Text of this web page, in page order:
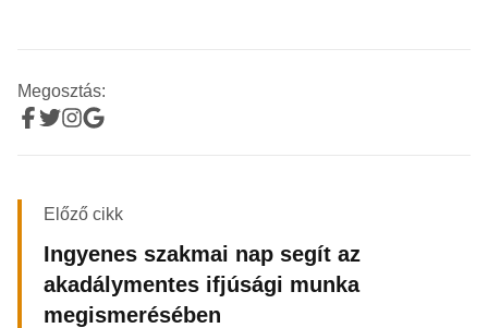
Megosztás:
Előző cikk
Ingyenes szakmai nap segít az
akadálymentes ifjúsági munka
megismerésében